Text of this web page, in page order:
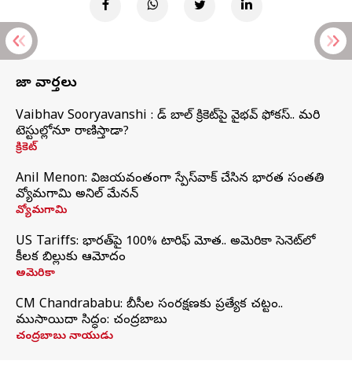
తాజా వార్తలు
Vaibhav Sooryavanshi : రెడ్ బాల్ క్రికెట్‌పై వైభవ్ ఫోకస్.. మరి
టెస్టుల్లోనూ రాణిస్తాడా?
క్రికెట్
Anil Menon: విజయవంతంగా స్పేస్‌వాక్‌ చేసిన భారత సంతతి
వ్యోమగామి అనిల్‌ మేనన్
వ్యోమగామి
US Tariffs: భారత్‌పై 100% టారిఫ్‌ మోత.. అమెరికా సెనెట్‌లో
కీలక బిల్లుకు ఆమోదం
అమెరికా
CM Chandrababu: బీసీల సంరక్షణకు ప్రత్యేక చట్టం..
ముసాయిదా సిద్ధం: చంద్రబాబు
చంద్రబాబు నాయుడు